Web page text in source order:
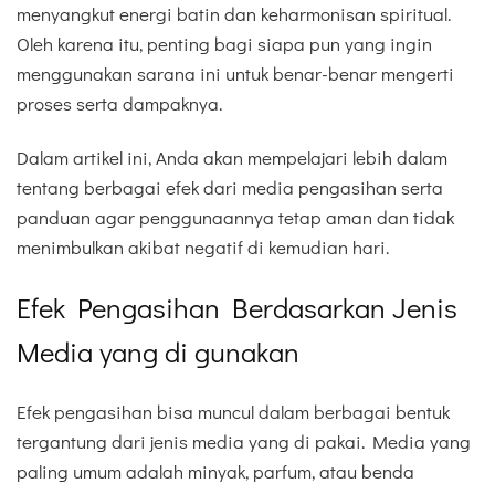
menyangkut energi batin dan keharmonisan spiritual.
Oleh karena itu, penting bagi siapa pun yang ingin
menggunakan sarana ini untuk benar-benar mengerti
proses serta dampaknya.
Dalam artikel ini, Anda akan mempelajari lebih dalam
tentang berbagai efek dari media pengasihan serta
panduan agar penggunaannya tetap aman dan tidak
menimbulkan akibat negatif di kemudian hari.
Efek Pengasihan Berdasarkan Jenis
Media yang di gunakan
Efek pengasihan bisa muncul dalam berbagai bentuk
tergantung dari jenis media yang di pakai. Media yang
paling umum adalah minyak, parfum, atau benda